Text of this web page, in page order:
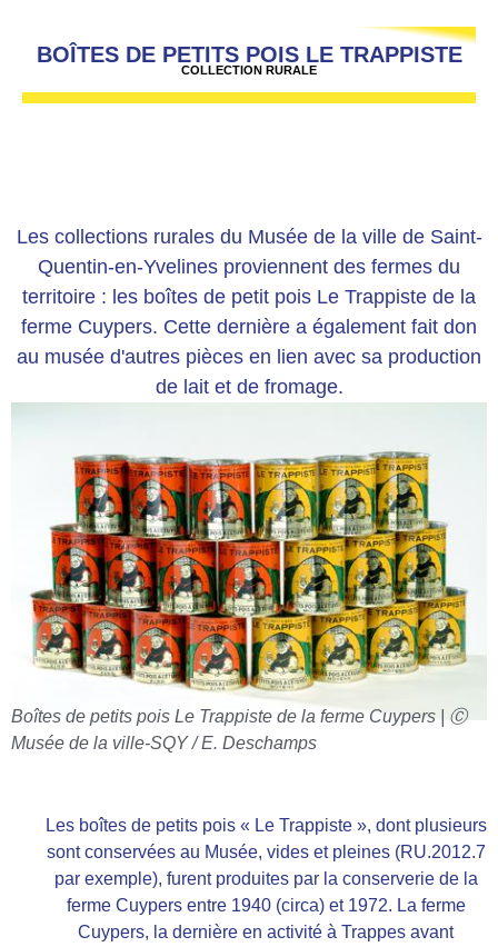
BOÎTES DE PETITS POIS LE TRAPPISTE
COLLECTION RURALE
Les collections rurales du Musée de la ville de Saint-
Quentin-en-Yvelines proviennent des fermes du
territoire : les boîtes de petit pois Le Trappiste de la
ferme Cuypers. Cette dernière a également fait don
au musée d'autres pièces en lien avec sa production
de lait et de fromage.
Boîtes de petits pois Le Trappiste de la ferme Cuypers | Ⓒ
Musée de la ville-SQY / E. Deschamps
Les boîtes de petits pois « Le Trappiste », dont plusieurs
sont conservées au Musée, vides et pleines (RU.2012.7
par exemple), furent produites par la conserverie de la
ferme Cuypers entre 1940 (circa) et 1972. La ferme
Cuypers, la dernière en activité à Trappes avant